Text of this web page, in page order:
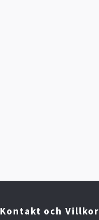
Kontakt och Villkor